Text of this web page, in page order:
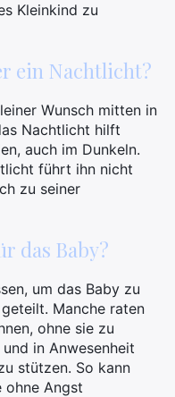
Kleinkind zu
ein Nachtlicht?
Wunsch mitten in
Nachtlicht hilft
auch im Dunkeln.
führt ihn nicht
zu seiner
das Baby?
um das Baby zu
Manche raten
ohne sie zu
in Anwesenheit
stützen. So kann
ohne Angst